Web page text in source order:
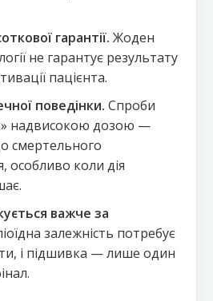
гарантії. Жоден
не гарантує результату
пацієнта.
поведінки. Спроби
надвисокою дозою —
смертельного
особливо коли дія
важче за
залежність потребує
і підшивка — лише один